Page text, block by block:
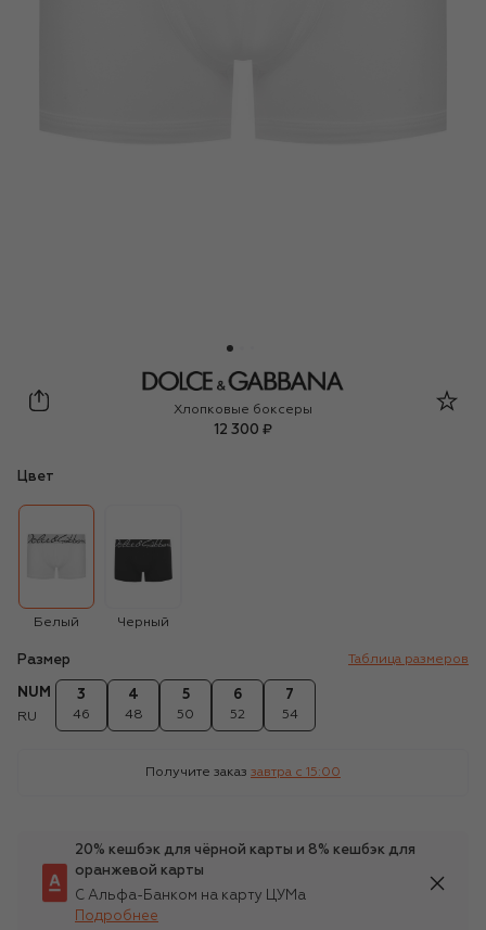
Dolce & Gabbana
Хлопковые боксеры
12 300 ₽
Цвет
Белый Черный
Размер Таблица размеров
NUM
RU
3
46
4
48
5
50
6
52
7
54
Получите заказ завтра c 15:00
20% кешбэк для чёрной карты и 8% кешбэк для
оранжевой карты
С Альфа-Банком на карту ЦУМа
Подробнее